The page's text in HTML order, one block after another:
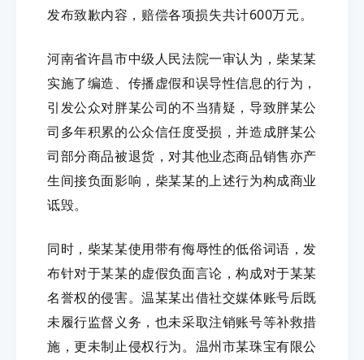
发布致歉内容，赔偿各项损失共计600万元。
河南省许昌市中级人民法院一审认为，柴某某
实施了编造、传播虚假和误导性信息的行为，
引发公众对胖某公司的不当猜疑，导致胖某公
司多年积累的公众信任度受损，并造成胖某公
司部分商品被退货，对其他业态商品销售亦产
生间接负面影响，柴某某的上述行为构成商业
诋毁。
同时，柴某某使用带有侮辱性的低俗词语，发
布针对于某某的虚假负面言论，构成对于某某
名誉权的侵害。温某某出借社交媒体账号后既
未履行监督义务，也未采取注销账号等补救措
施，更未制止侵权行为。温州市某珠宝有限公